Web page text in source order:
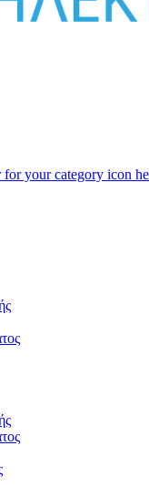
your category icon